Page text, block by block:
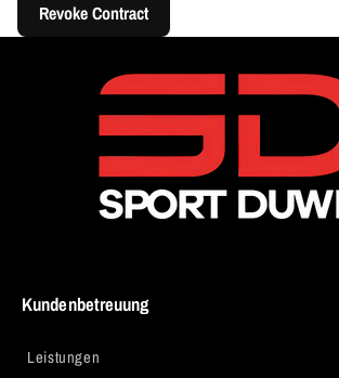
Revoke Contract
Kundenbetreuung
Leistungen